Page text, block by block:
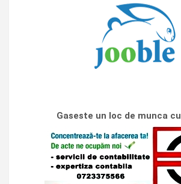
Gaseste un loc de munca cu